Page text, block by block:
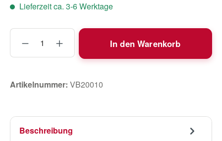
Lieferzeit ca. 3-6 Werktage
Produkt Anzahl: Gib den gewünschten
In den Warenkorb
Artikelnummer: VB20010
Beschreibung